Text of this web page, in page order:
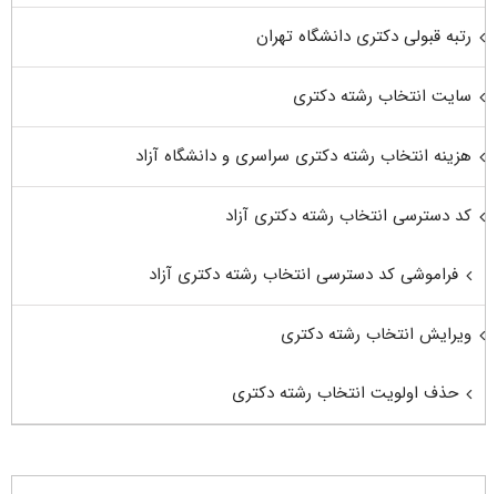
رتبه قبولی دکتری دانشگاه تهران
سایت انتخاب رشته دکتری
هزینه انتخاب رشته دکتری سراسری و دانشگاه آزاد
کد دسترسی انتخاب رشته دکتری آزاد
فراموشی کد دسترسی انتخاب رشته دکتری آزاد
ویرایش انتخاب رشته دکتری
حذف اولویت انتخاب رشته دکتری